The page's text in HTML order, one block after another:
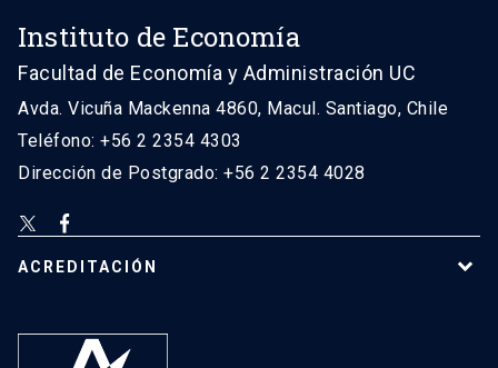
Instituto de Economía
Facultad de Economía y Administración UC
Avda. Vicuña Mackenna 4860, Macul. Santiago, Chile
Teléfono: +56 2 2354 4303
Dirección de Postgrado: +56 2 2354 4028
ACREDITACIÓN